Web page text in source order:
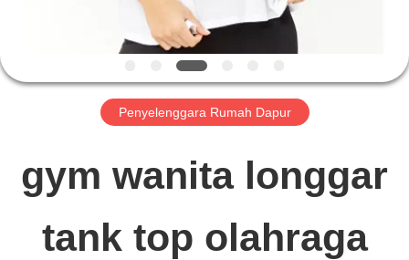
PABRIK
KUALITAS
Penyelenggara Rumah Dapur
gym wanita longgar
tank top olahraga